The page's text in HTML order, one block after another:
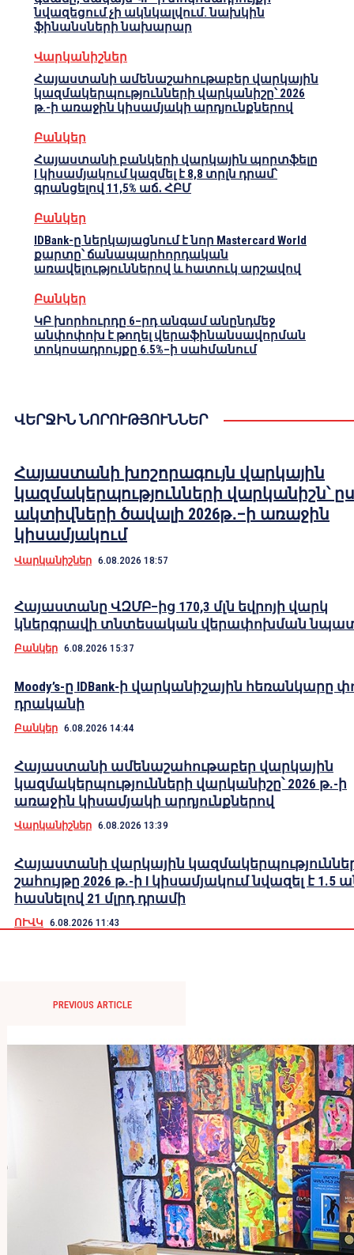
նվազեցում չի ակնկալվում. նախկին
ֆինանսների նախարար
Վարկանիշներ
Հայաստանի ամենաշահութաբեր վարկային
կազմակերպությունների վարկանիշը՝ 2026
թ.-ի առաջին կիսամյակի արդյունքներով
Բանկեր
Հայաստանի բանկերի վարկային պորտֆելը
I կիսամյակում կազմել է 8,8 տրլն դրամ՝
գրանցելով 11,5% աճ․ ՀԲՄ
Բանկեր
IDBank-ը ներկայացնում է նոր Mastercard World
քարտը՝ ճանապարհորդական
առավելություններով և հատուկ արշավով
Բանկեր
ԿԲ խորհուրդը 6–րդ անգամ անընդմեջ
անփոփոխ է թողել վերաֆինանսավորման
տոկոսադրույքը 6.5%–ի սահմանում
ՎԵՐՋԻՆ ՆՈՐՈՒԹՅՈՒՆՆԵՐ
Հայաստանի խոշորագույն վարկային
կազմակերպությունների վարկանիշն՝
ակտիվների ծավալի 2026թ․–ի առաջին
կիսամյակում
Վարկանիշներ 6.08.2026 18:57
Հայաստանը ՎԶՄԲ–ից 170,3 մլն եվրոյի վարկ
կներգրավի տնտեսական վերափոխման
Բանկեր 6.08.2026 15:37
Moody’s-ը IDBank-ի վարկանիշային հեռանկարը
դրականի
Բանկեր 6.08.2026 14:44
Հայաստանի ամենաշահութաբեր վարկային
կազմակերպությունների վարկանիշը՝ 2026 թ.-ի
առաջին կիսամյակի արդյունքներով
Վարկանիշներ 6.08.2026 13:39
Հայաստանի վարկային
շահույթը 2026 թ.-ի I կիսամյակում նվազել է 1.5
հասնելով 21 մլրդ դրամի
ՈՒՎԿ 6.08.2026 11:43
PREVIOUS ARTICLE